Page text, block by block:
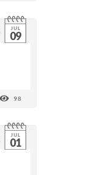
JUL
09
98
JUL
01